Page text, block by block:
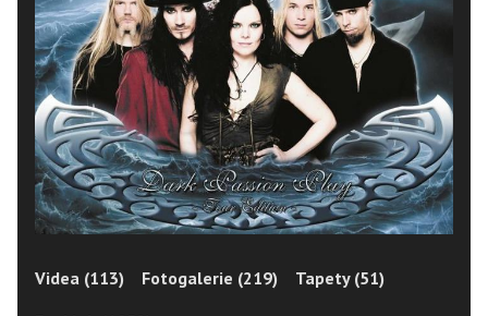
Videa (113) Fotogalerie (219)
Tapety (51)